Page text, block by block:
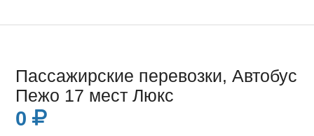
Пассажирские перевозки, Автобус
Пежо 17 мест Люкс
0